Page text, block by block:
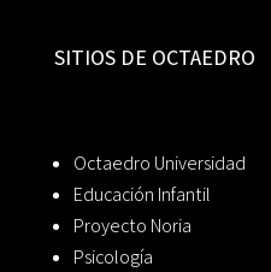
SITIOS DE OCTAEDRO
Octaedro Universidad
Educación Infantil
Proyecto Noria
Psicología